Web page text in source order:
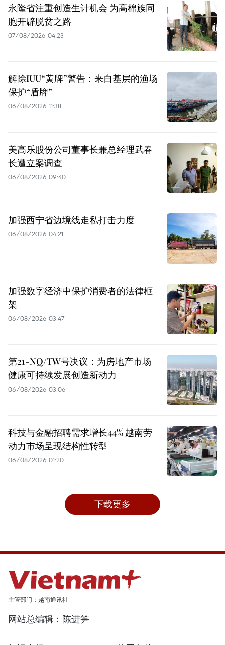
永隆省注重创造生计机会 为高棉族同
胞开辟脱贫之路
07/08/2026 04:23
解除IUU“黄牌”警告：来自基层的渔场
保护“盾牌”
06/08/2026 11:38
美高乐股份公司董事长兼总经理武春
长遭立案调查
06/08/2026 09:40
加强西宁省边境线走私打击力度
06/08/2026 04:21
加强数字经济中保护消费者的法律框
架
06/08/2026 03:47
第21-NQ/TW号决议：为房地产市场
健康可持续发展创造新动力
06/08/2026 03:06
科技与金融招聘需求增长44% 越南劳
动力市场呈现结构性转型
06/08/2026 01:20
下载更多
主管部门：越南通讯社
网站总编辑：陈进笋